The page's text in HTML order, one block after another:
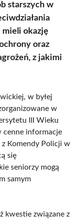
starszych w
okazję
oraz
z jakimi
w byłej
w
III Wieku
cenne informacje
Komendy Policji w
się
seniorzy mogą
samym
kwestie związane z